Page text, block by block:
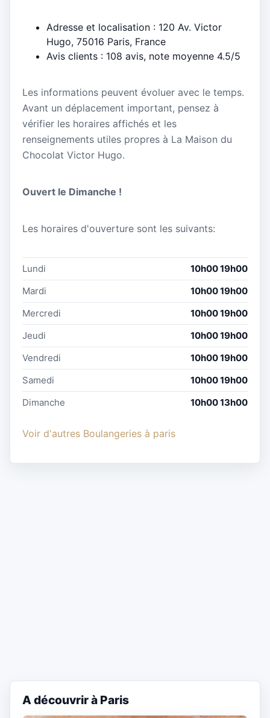
Adresse et localisation : 120 Av. Victor
Hugo, 75016 Paris, France
Avis clients : 108 avis, note moyenne 4.5/5
Les informations peuvent évoluer avec le temps.
Avant un déplacement important, pensez à
vérifier les horaires affichés et les
renseignements utiles propres à La Maison du
Chocolat Victor Hugo.
Ouvert le Dimanche !
Les horaires d'ouverture sont les suivants:
Lundi
10h00 19h00
Mardi
10h00 19h00
Mercredi
10h00 19h00
Jeudi
10h00 19h00
Vendredi
10h00 19h00
Samedi
10h00 19h00
Dimanche
10h00 13h00
Voir d'autres Boulangeries à paris
A découvrir à Paris